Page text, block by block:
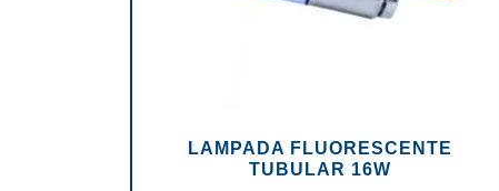
LAMPADA FLUORESCENTE
TUBULAR 16W